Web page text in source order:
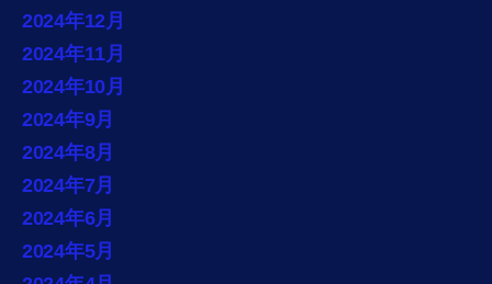
2024年12月
2024年11月
2024年10月
2024年9月
2024年8月
2024年7月
2024年6月
2024年5月